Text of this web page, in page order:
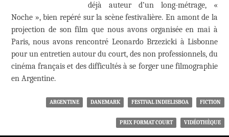
déjà auteur d’un long-métrage, «
Noche », bien repéré sur la scène festivalière. En amont de la
projection de son film que nous avons organisée en mai à
Paris, nous avons rencontré Leonardo Brzezicki à Lisbonne
pour un entretien autour du court, des non professionnels, du
cinéma français et des difficultés à se forger une filmographie
en Argentine.
ARGENTINE DANEMARK FESTIVAL INDIELISBOA FICTION
PRIX FORMAT COURT VIDÉOTHÈQUE